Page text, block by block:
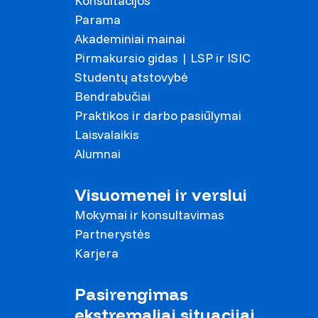
Parama
Akademiniai mainai
Pirmakursio gidas | LSP ir ISIC
Studentų atstovybė
Bendrabučiai
Praktikos ir darbo pasiūlymai
Laisvalaikis
Alumnai
Visuomenei ir verslui
Mokymai ir konsultavimas
Partnerystės
Karjera
Pasirengimas